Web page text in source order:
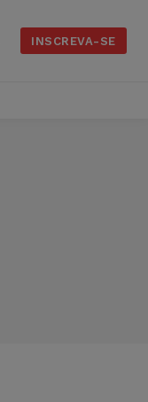
INSCREVA-SE